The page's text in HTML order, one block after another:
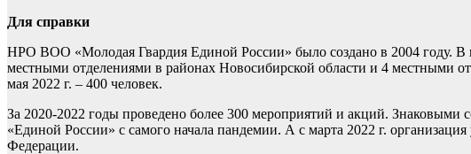
Для справки
НРО ВОО «Молодая Гвардия Единой России» было создано в 2004 году. В
местными отделениями в районах Новосибирской области и 4 местными
мая 2022 г. – 400 человек.
За 2020-2022 годы проведено более 300 мероприятий и акций. Знаковыми
«Единой России» с самого начала пандемии. А с марта 2022 г.
Федерации.